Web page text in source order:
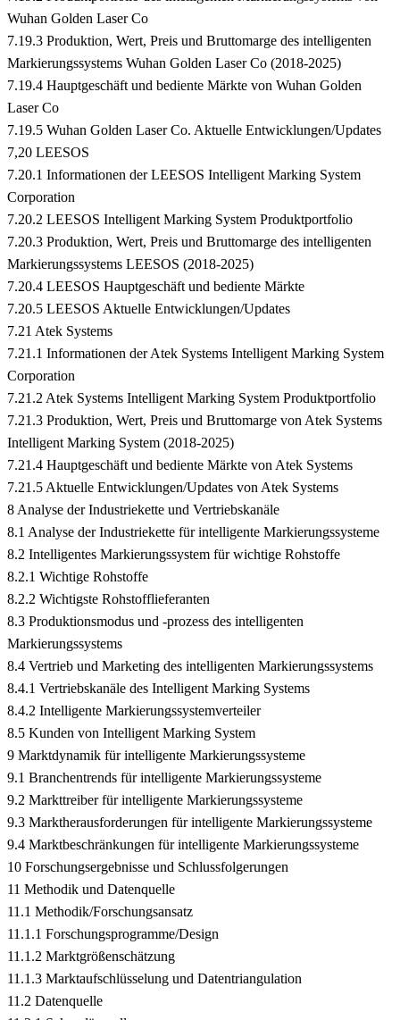
Wuhan Golden Laser Co
7.19.3 Produktion, Wert, Preis und Bruttomarge des intelligenten
Markierungssystems Wuhan Golden Laser Co (2018-2025)
7.19.4 Hauptgeschäft und bediente Märkte von Wuhan Golden
Laser Co
7.19.5 Wuhan Golden Laser Co. Aktuelle Entwicklungen/Updates
7,20 LEESOS
7.20.1 Informationen der LEESOS Intelligent Marking System
Corporation
7.20.2 LEESOS Intelligent Marking System Produktportfolio
7.20.3 Produktion, Wert, Preis und Bruttomarge des intelligenten
Markierungssystems LEESOS (2018-2025)
7.20.4 LEESOS Hauptgeschäft und bediente Märkte
7.20.5 LEESOS Aktuelle Entwicklungen/Updates
7.21 Atek Systems
7.21.1 Informationen der Atek Systems Intelligent Marking System
Corporation
7.21.2 Atek Systems Intelligent Marking System Produktportfolio
7.21.3 Produktion, Wert, Preis und Bruttomarge von Atek Systems
Intelligent Marking System (2018-2025)
7.21.4 Hauptgeschäft und bediente Märkte von Atek Systems
7.21.5 Aktuelle Entwicklungen/Updates von Atek Systems
8 Analyse der Industriekette und Vertriebskanäle
8.1 Analyse der Industriekette für intelligente Markierungssysteme
8.2 Intelligentes Markierungssystem für wichtige Rohstoffe
8.2.1 Wichtige Rohstoffe
8.2.2 Wichtigste Rohstofflieferanten
8.3 Produktionsmodus und -prozess des intelligenten
Markierungssystems
8.4 Vertrieb und Marketing des intelligenten Markierungssystems
8.4.1 Vertriebskanäle des Intelligent Marking Systems
8.4.2 Intelligente Markierungssystemverteiler
8.5 Kunden von Intelligent Marking System
9 Marktdynamik für intelligente Markierungssysteme
9.1 Branchentrends für intelligente Markierungssysteme
9.2 Markttreiber für intelligente Markierungssysteme
9.3 Marktherausforderungen für intelligente Markierungssysteme
9.4 Marktbeschränkungen für intelligente Markierungssysteme
10 Forschungsergebnisse und Schlussfolgerungen
11 Methodik und Datenquelle
11.1 Methodik/Forschungsansatz
11.1.1 Forschungsprogramme/Design
11.1.2 Marktgrößenschätzung
11.1.3 Marktaufschlüsselung und Datentriangulation
11.2 Datenquelle